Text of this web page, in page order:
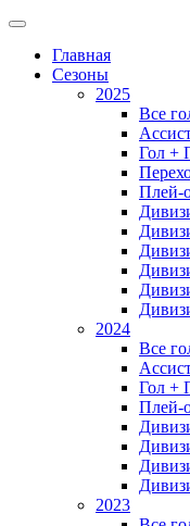
Главная
Сезоны
2025
Все
Гол +
Плей-
2024
Все
Гол +
Плей-
2023